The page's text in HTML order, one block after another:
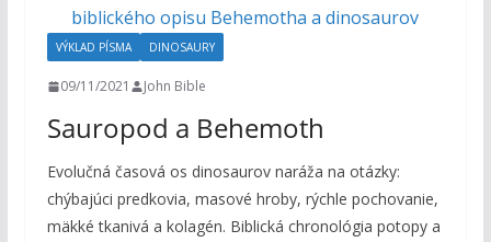
VÝKLAD PÍSMA DINOSAURY
09/11/2021 John Bible
Sauropod a Behemoth
Evolučná časová os dinosaurov naráža na otázky:
chýbajúci predkovia, masové hroby, rýchle pochovanie,
mäkké tkanivá a kolagén. Biblická chronológia potopy a